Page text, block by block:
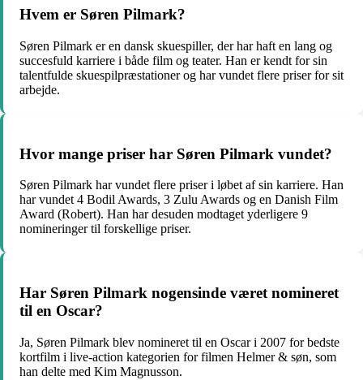
Hvem er Søren Pilmark?
Søren Pilmark er en dansk skuespiller, der har haft en lang og
succesfuld karriere i både film og teater. Han er kendt for sin
talentfulde skuespilpræstationer og har vundet flere priser for sit
arbejde.
Hvor mange priser har Søren Pilmark vundet?
Søren Pilmark har vundet flere priser i løbet af sin karriere. Han
har vundet 4 Bodil Awards, 3 Zulu Awards og en Danish Film
Award (Robert). Han har desuden modtaget yderligere 9
nomineringer til forskellige priser.
Har Søren Pilmark nogensinde været nomineret
til en Oscar?
Ja, Søren Pilmark blev nomineret til en Oscar i 2007 for bedste
kortfilm i live-action kategorien for filmen Helmer & søn, som
han delte med Kim Magnusson.